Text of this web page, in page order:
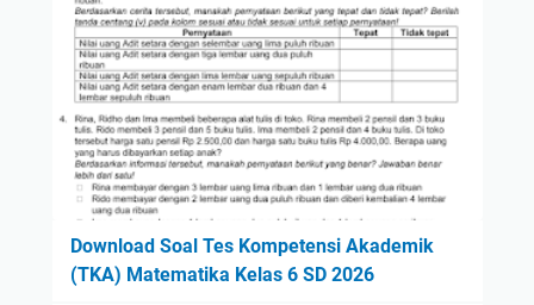
Download Soal Tes Kompetensi Akademik
(TKA) Matematika Kelas 6 SD 2026